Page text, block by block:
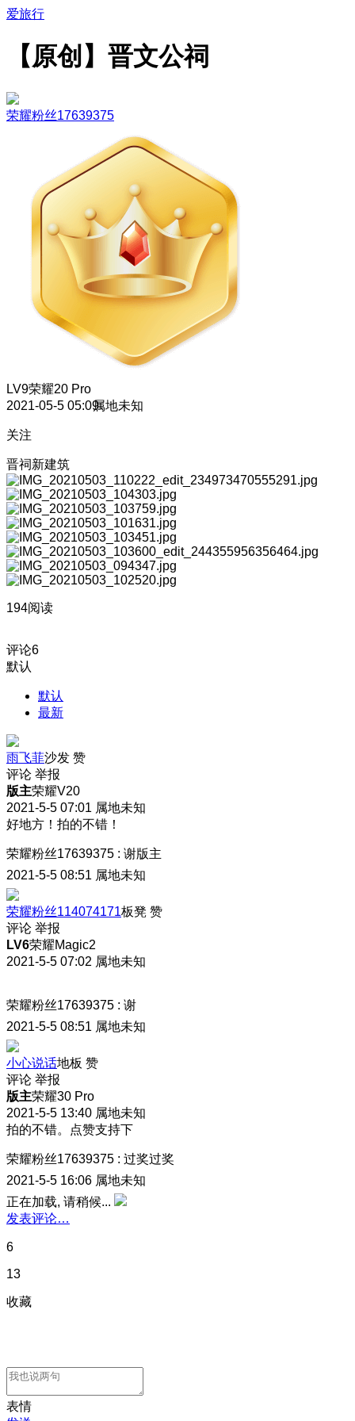
爱旅行
【原创】晋文公祠
荣耀粉丝17639375
LV9荣耀20 Pro
2021-05-5 05:09属地未知
关注
晋祠新建筑
194阅读
评论6
默认
默认
最新
雨飞菲沙发 赞
评论 举报
版主荣耀V20
2021-5-5 07:01 属地未知
好地方！拍的不错！
荣耀粉丝17639375 : 谢版主
2021-5-5 08:51 属地未知
荣耀粉丝114074171板凳 赞
评论 举报
LV6荣耀Magic2
2021-5-5 07:02 属地未知
荣耀粉丝17639375 : 谢
2021-5-5 08:51 属地未知
小心说话地板 赞
评论 举报
版主荣耀30 Pro
2021-5-5 13:40 属地未知
拍的不错。点赞支持下
荣耀粉丝17639375 : 过奖过奖
2021-5-5 16:06 属地未知
正在加载, 请稍候...
发表评论…
6
13
收藏
表情